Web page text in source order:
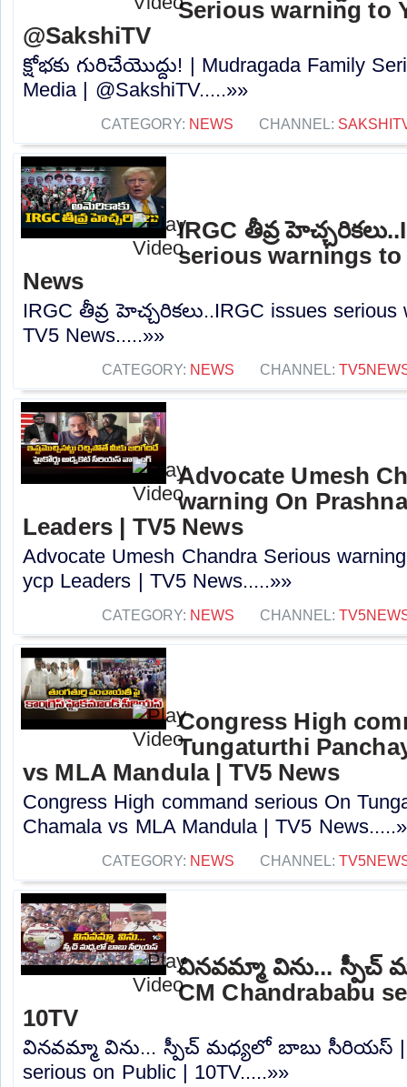
Serious warning to
@SakshiTV
క్షోభకు గురిచేయొద్దు! | Mudragada Family
Media | @SakshiTV.....»»
CATEGORY: NEWS CHANNEL:
IRGC తీవ్ర
serious warnings to
News
IRGC తీవ్ర హెచ్చరికలు..IRGC issues serious
TV5 News.....»»
CATEGORY: NEWS CHANNEL:
Advocate Umesh
warning On
Leaders | TV5 News
Advocate Umesh Chandra Serious
ycp Leaders | TV5 News.....»»
CATEGORY: NEWS CHANNEL:
Congress High
Tungaturthi
vs MLA Mandula | TV5 News
Congress High command serious On
Chamala vs MLA Mandula | TV5
CATEGORY: NEWS CHANNEL:
వినవమ్మా విను...
CM Chandrababu
10TV
వినవమ్మా విను... స్పీచ్ మధ్యలో బాబు సీరియస్ |
serious on Public | 10TV.....»»